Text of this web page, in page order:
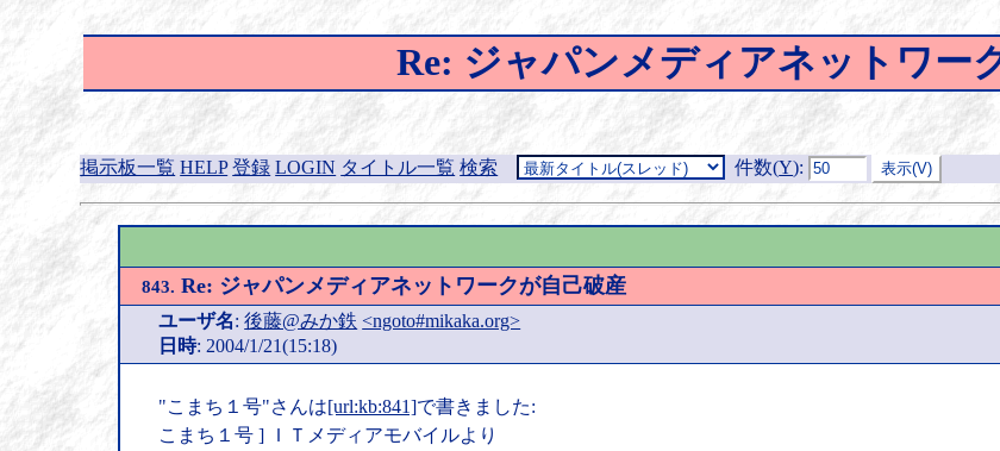
Re: ジャパンメディアネットワー
掲示板一覧 HELP 登録 LOGIN タイトル一覧 検索 件数(Y):
843. Re: ジャパンメディアネットワークが自己破産
ユーザ名:後藤@みか鉄 <ngoto#mikaka.org>
日時: 2004/1/21(15:18)
"こまち１号"さんは[url:kb:841]で書きました:
こまち１号 ] ＩＴメディアモバイルより